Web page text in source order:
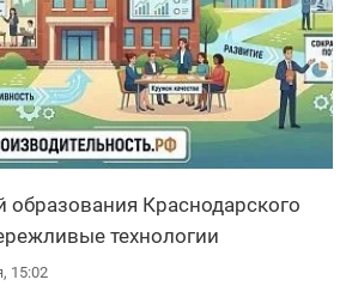
Краснодарского
технологии
15:02